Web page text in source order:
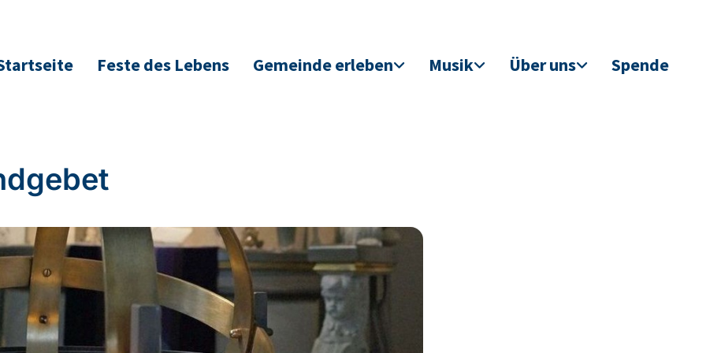
Feste des Lebens Gemeinde erleben Musik Über uns Spende